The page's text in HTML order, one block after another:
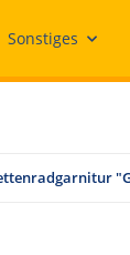
Sonstiges